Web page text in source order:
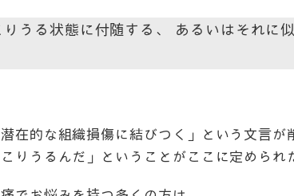
うる状態に付随する、 あるいはそれに
在的な組織損傷に結びつく」という文言
りうるんだ」ということがここに定められ